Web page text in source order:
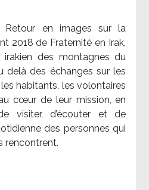
Retour en images sur la
2018 de Fraternité en Irak,
des montagnes du
delà des échanges sur les
habitants, les volontaires
cœur de leur mission, en
visiter, d’écouter et de
des personnes qui
rencontrent.